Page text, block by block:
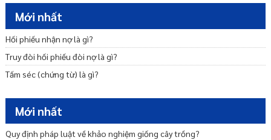
Thủ tục điều chỉnh giấy phép khai thác khoáng sản
Di Sản Thiên Nhiên Là Gì?
Hệ thống quy chuẩn kỹ thuật môi trường là gì?
Mới nhất
Hối phiếu nhận nợ là gì?
Truy đòi hối phiếu đòi nợ là gì?
Tấm séc (chứng từ) là gì?
Mới nhất
Quy định pháp luật về khảo nghiệm giống cây trồng?